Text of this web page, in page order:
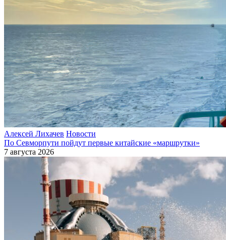
Алексей Лихачев Новости
По Севморпути пойдут первые китайские «маршрутки»
7 августа 2026